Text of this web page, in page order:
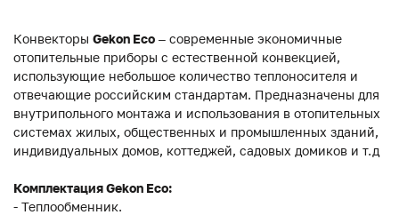
Конвекторы Gekon Eco – современные экономичные
отопительные приборы с естественной конвекцией,
использующие небольшое количество теплоносителя и
отвечающие российским стандартам. Предназначены для
внутрипольного монтажа и использования в отопительных
системах жилых, общественных и промышленных зданий,
индивидуальных домов, коттеджей, садовых домиков и т.д
Комплектация Gekon Eco:
- Теплообменник.